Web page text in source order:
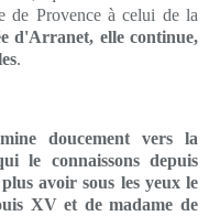
de Provence à celui de la
d'Arranet, elle continue,
.
doucement vers la
le connaissons depuis
avoir sous les yeux le
XV et de madame de